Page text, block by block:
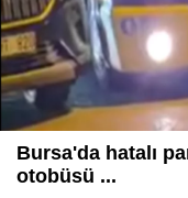
Bursa'da hatalı
otobüsü ...